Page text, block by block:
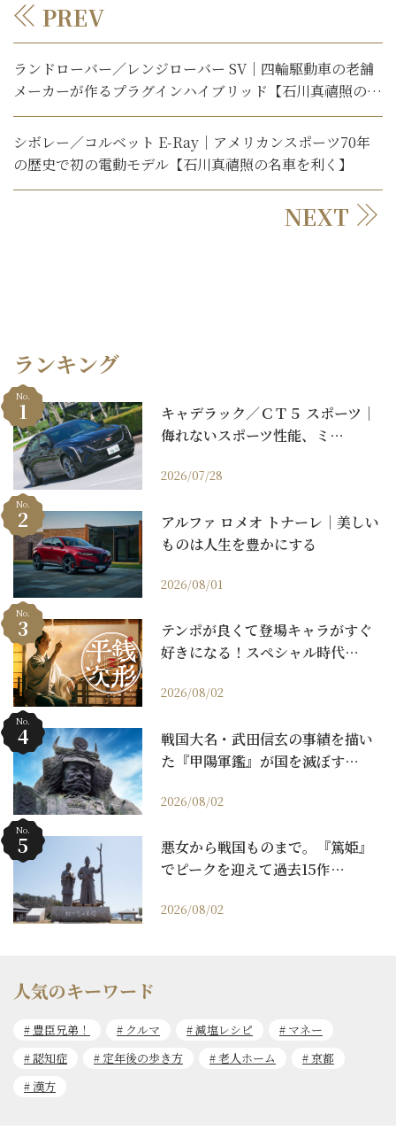
ランドローバー／レンジローバー SV｜四輪駆動車の老舗
メーカーが作るプラグインハイブリッド【石川真禧照の名
車を利く】
PREV
シボレー／コルベット E-Ray｜アメリカンスポーツ70年
の歴史で初の電動モデル【石川真禧照の名車を利く】
NEXT
ランキング
キャデラック／ＣＴ５ スポーツ｜
侮れないスポーツ性能、ミ…
2026/07/28
No.
アルファ ロメオ トナーレ｜美しい
ものは人生を豊かにする
2026/08/01
No.
テンポが良くて登場キャラがすぐ
好きになる！スペシャル時代…
2026/08/02
No.
戦国大名・武田信玄の事績を描い
た『甲陽軍鑑』が国を滅ぼす…
2026/08/02
No.
悪女から戦国ものまで。『篤姫』
でピークを迎えて過去15作…
2026/08/02
No.
人気のキーワード
豊臣兄弟！ クルマ 減塩レシピ
マネー
認知症
定年後の歩き方 老人ホーム
京都
漢方